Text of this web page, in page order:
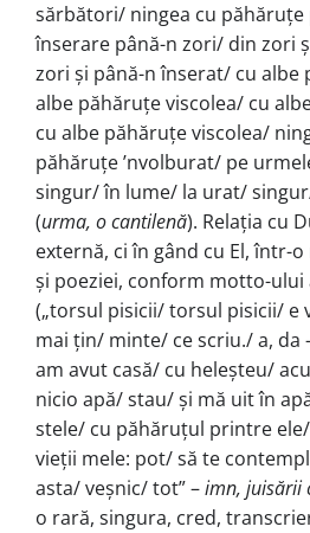
sărbători/ ningea cu păhăruțe
înserare până-n zori/ din zori
zori și până-n înserat/ cu albe
albe păhăruțe viscolea/ cu
cu albe păhăruțe viscolea/
păhăruțe ’nvolburat/ pe
singur/ în lume/ la urat/
(urma, o cantilenă). Relația cu
externă, ci în gând cu El, într-
și poeziei, conform motto-
(„torsul pisicii/ torsul pisicii/ e
mai țin/ minte/ ce scriu./ a, da
am avut casă/ cu heleșteu/
nicio apă/ stau/ și mă uit în
stele/ cu păhăruțul printre
vieții mele: pot/ să te
asta/ veșnic/ tot” –imn, juisării
o rară, singura, cred,